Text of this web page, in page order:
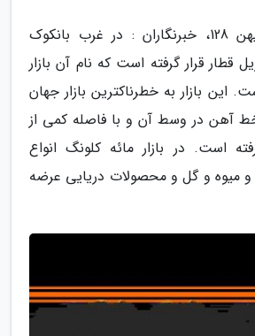
به گزارش مجله میهن 128، خبرنگاران : در غرب بانکوک
قطار قرار گرفته است که نام آن بازار
این بازار به خطرناکترین بازار جهان
آهن در وسط آن و با فاصله کمی از
است. در بازار مائه کلونگ انواع
میوه و گل و محصولات دریایی عرضه